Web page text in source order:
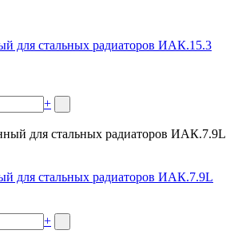
для стальных радиаторов ИАК.15.3
+
для стальных радиаторов ИАК.7.9L
+